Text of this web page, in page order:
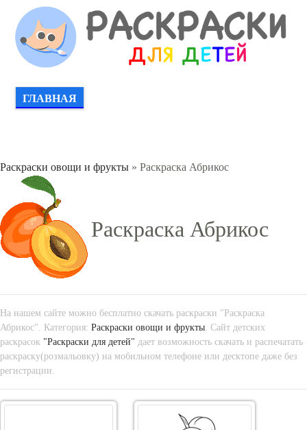
ГЛАВНАЯ
Раскраски овощи и фрукты » Раскраска Абрикос
Раскраска Абрикос
На нашем сайте можно бесплатно скачать раскраски "Раскраска
Абрикос". Категория: Раскраски овощи и фрукты. Сайт детских
раскрасок "Раскраски для детей" дает возможность скачать и распечатать
раскраску(розмальовку) на мобильном телефоне или десктопе даже без
регистрации.